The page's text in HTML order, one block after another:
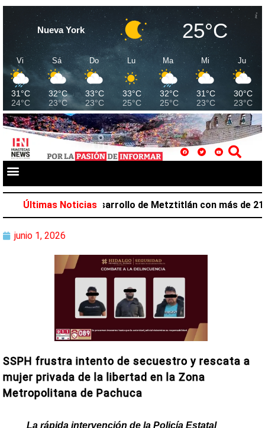
Nueva York 25°C
Vi
31°C
24°C
Sá
32°C
23°C
Do
33°C
23°C
Lu
33°C
25°C
Ma
32°C
25°C
Mi
31°C
23°C
Ju
30°C
23°C
Últimas Noticias
favorece desarrollo de Metztitlán con más de 212
junio 1, 2026
SSPH frustra intento de secuestro y rescata a
mujer privada de la libertad en la Zona
Metropolitana de Pachuca
La rápida intervención de la Policía Estatal